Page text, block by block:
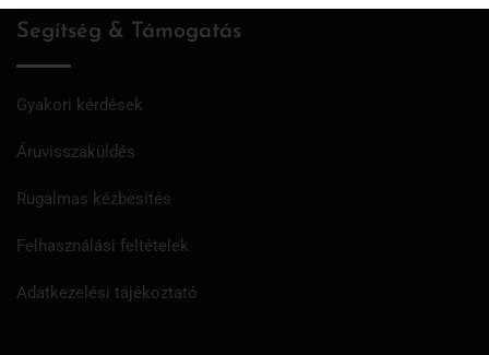
Segítség & Támogatás
Gyakori kérdések
Áruvisszaküldés
Rugalmas kézbesítés
Felhasználási feltételek
Adatkezelési tájékoztató